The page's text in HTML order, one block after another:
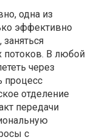
одна из
эффективно
потоков. В любой
через
процесс
отделение
передачи
с